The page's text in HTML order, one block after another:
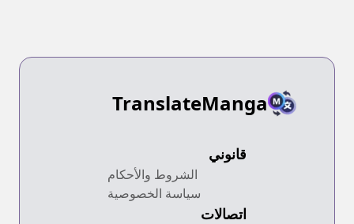
TranslateManga
قانوني
الشروط والأحكام
سياسة الخصوصية
اتصالات